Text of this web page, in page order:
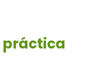
práctica